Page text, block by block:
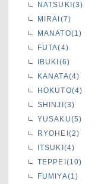
NATSUKI(3)
MIRAI(7)
MANATO(1)
FUTA(4)
IBUKI(6)
KANATA(4)
HOKUTO(4)
SHINJI(3)
YUSAKU(5)
RYOHEI(2)
ITSUKI(4)
TEPPEI(10)
FUMIYA(1)